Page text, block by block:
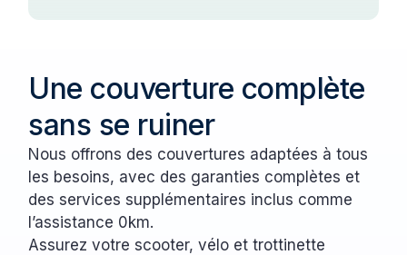
Une couverture complète
sans se ruiner
Nous offrons des couvertures adaptées à tous
les besoins, avec des garanties complètes et
des services supplémentaires inclus comme
l’assistance 0km.
Assurez votre scooter, vélo et trottinette